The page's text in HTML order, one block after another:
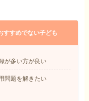
すすめでない子ども
が多い方が良い
問題を解きたい